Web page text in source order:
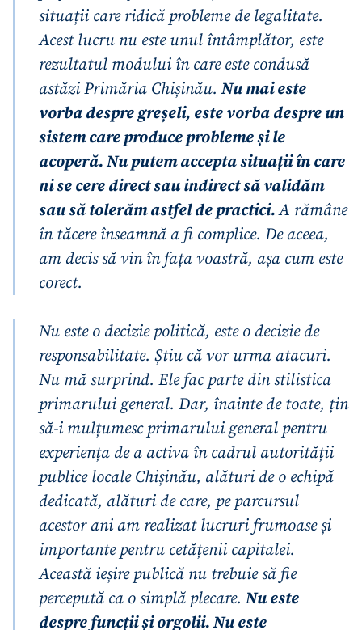
situații care ridică probleme de legalitate.
Acest lucru nu este unul întâmplător, este
rezultatul modului în care este condusă
astăzi Primăria Chișinău.Nu mai este
vorba despre greșeli, este vorba despre un
sistem care produce probleme și le
acoperă. Nu putem accepta situații în care
ni se cere direct sau indirect să validăm
sau să tolerăm astfel de practici.A rămâne
în tăcere înseamnă a fi complice. De aceea,
am decis să vin în fața voastră, așa cum este
corect.
Nu este o decizie politică, este o decizie de
responsabilitate. Știu că vor urma atacuri.
Nu mă surprind. Ele fac parte din stilistica
primarului general. Dar, înainte de toate, țin
să-i mulțumesc primarului general pentru
experiența de a activa în cadrul autorității
publice locale Chișinău, alături de o echipă
dedicată, alături de care, pe parcursul
acestor ani am realizat lucruri frumoase și
importante pentru cetățenii capitalei.
Această ieșire publică nu trebuie să fie
percepută ca o simplă plecare.Nu este
despre funcții și orgolii. Nu este